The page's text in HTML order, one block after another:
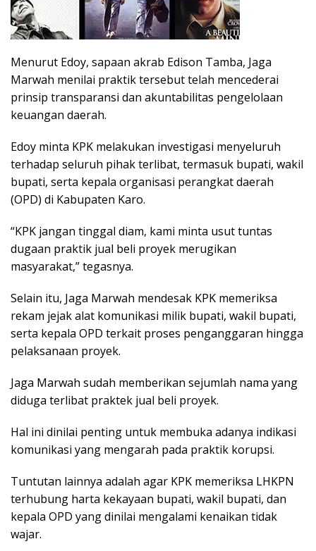
Menurut Edoy, sapaan akrab Edison Tamba, Jaga
Marwah menilai praktik tersebut telah mencederai
prinsip transparansi dan akuntabilitas pengelolaan
keuangan daerah.
Edoy minta KPK melakukan investigasi menyeluruh
terhadap seluruh pihak terlibat, termasuk bupati, wakil
bupati, serta kepala organisasi perangkat daerah
(OPD) di Kabupaten Karo.
“KPK jangan tinggal diam, kami minta usut tuntas
dugaan praktik jual beli proyek merugikan
masyarakat,” tegasnya.
Selain itu, Jaga Marwah mendesak KPK memeriksa
rekam jejak alat komunikasi milik bupati, wakil bupati,
serta kepala OPD terkait proses penganggaran hingga
pelaksanaan proyek.
Jaga Marwah sudah memberikan sejumlah nama yang
diduga terlibat praktek jual beli proyek.
Hal ini dinilai penting untuk membuka adanya indikasi
komunikasi yang mengarah pada praktik korupsi.
Tuntutan lainnya adalah agar KPK memeriksa LHKPN
terhubung harta kekayaan bupati, wakil bupati, dan
kepala OPD yang dinilai mengalami kenaikan tidak
wajar.